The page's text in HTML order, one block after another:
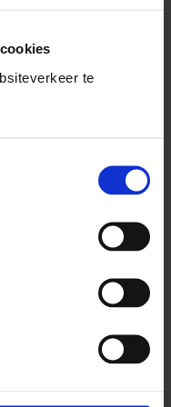
te
Faciliteren